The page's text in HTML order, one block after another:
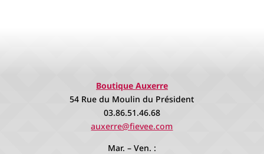
Boutique Auxerre
54 Rue du Moulin du Président
03.86.51.46.68
auxerre@fievee.com
Mar. – Ven. :